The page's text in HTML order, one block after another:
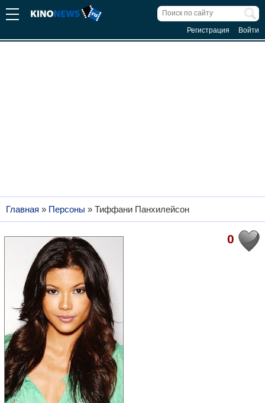
Регистрация Войти
Главная » Персоны » Тиффани Панхилейсон
0